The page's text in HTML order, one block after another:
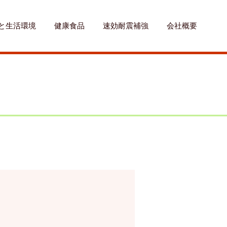
生活環境 健康食品 速効耐震補強 会社概要